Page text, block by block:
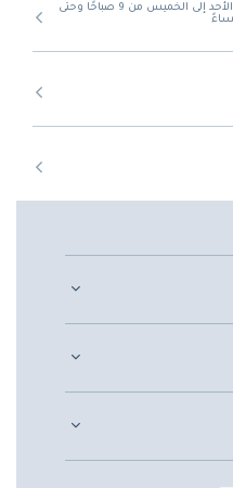
من الأحد إلى الخميس من 9 صباحًا وحتى